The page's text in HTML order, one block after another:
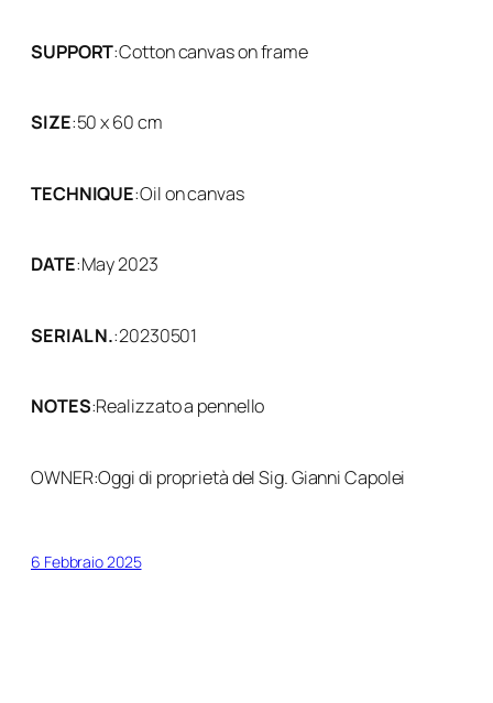
SUPPORT:Cotton canvas on frame
SIZE:50 x 60 cm
TECHNIQUE:Oil on canvas
DATE:May 2023
SERIAL N.:20230501
NOTES:Realizzato a pennello
OWNER:Oggi di proprietà del Sig. Gianni Capolei
6 Febbraio 2025